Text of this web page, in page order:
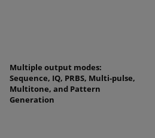
Multiple output modes:
Sequence, IQ, PRBS, Multi-pulse,
Multitone, and Pattern
Generation